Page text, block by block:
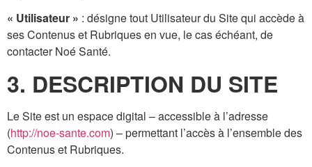
« Utilisateur » : désigne tout Utilisateur du Site qui accède à
ses Contenus et Rubriques en vue, le cas échéant, de
contacter Noé Santé.
3. DESCRIPTION DU SITE
Le Site est un espace digital – accessible à l’adresse
(http://noe-sante.com) – permettant l’accès à l’ensemble des
Contenus et Rubriques.